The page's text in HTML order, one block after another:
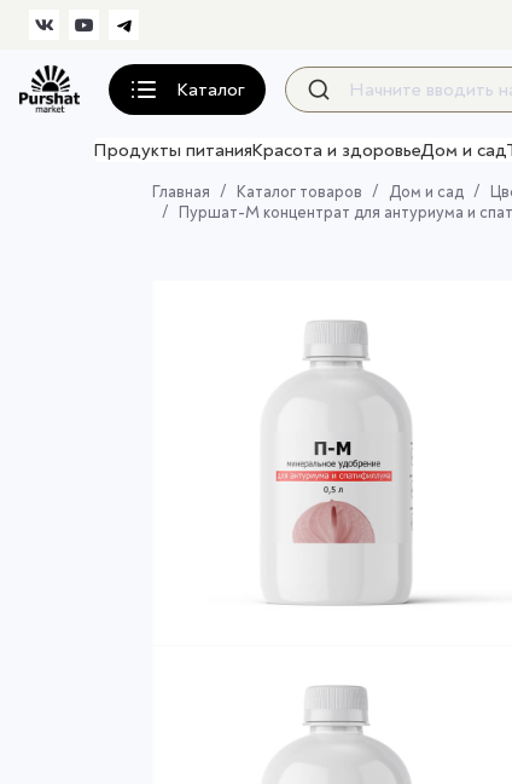
Каталог
Продукты питанияКрасота и здоровьеДом и сад
Главная Каталог товаров Дом и сад
Пуршат-М концентрат для антуриума и